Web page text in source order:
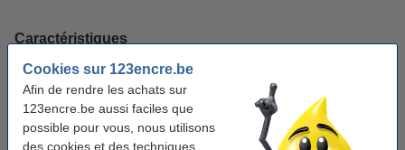
Cookies sur 123encre.be
Afin de rendre les achats sur
123encre.be aussi faciles que
possible pour vous, nous utilisons
des cookies et des techniques
Caractéristiques
Couleur: noir (2x) et couleur (3x)
Volume: 160,8 ml
Caractéristique: multipack